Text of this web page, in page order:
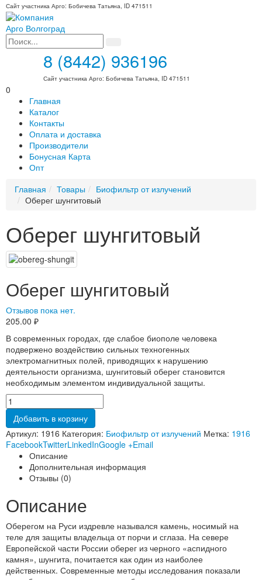
Сайт участника Арго: Бобичева Татьяна, ID 471511
8 (8442) 936196
Сайт участника Арго: Бобичева Татьяна, ID 471511
0
Главная
Каталог
Контакты
Оплата и доставка
Производители
Бонусная Карта
Опт
Главная
Товары
Биофильтр от излучений
Оберег шунгитовый
Оберег шунгитовый
Оберег шунгитовый
Отзывов пока нет.
205.00 ₽
В современных городах, где слабое биополе человека
подвержено воздействию сильных техногенных
электромагнитных полей, приводящих к нарушению
деятельности организма, шунгитовый оберег становится
необходимым элементом индивидуальной защиты.
Добавить в корзину
Артикул: 1916 Категория: Биофильтр от излучений Метка: 1916
FacebookTwitterLinkedInGoogle +Email
Описание
Дополнительная информация
Отзывы (0)
Описание
Оберегом на Руси издревле назывался камень, носимый на
теле для защиты владельца от порчи и сглаза. На севере
Европейской части России оберег из черного «аспидного
камня», шунгита, почитается как один из наиболее
действенных. Современные методы исследования показали